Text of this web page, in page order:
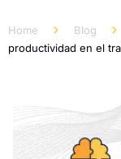
Home Blog
productividad en el